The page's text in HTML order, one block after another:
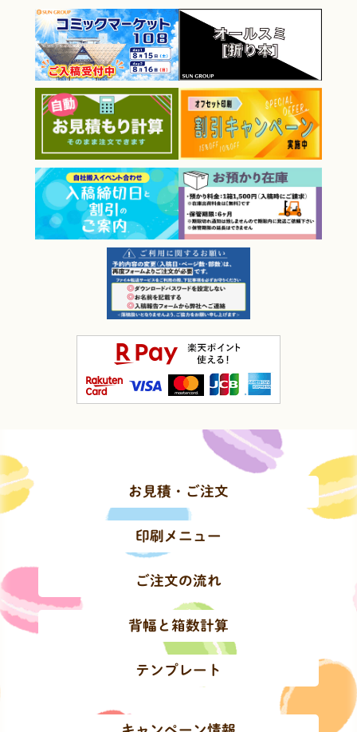
お見積・ご注文
印刷メニュー
ご注文の流れ
背幅と箱数計算
テンプレート